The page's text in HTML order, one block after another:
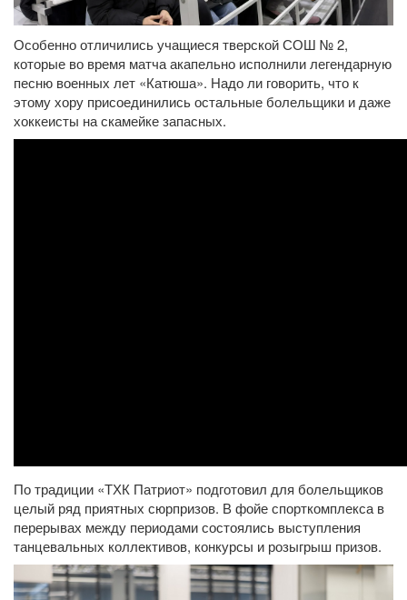
Особенно отличились учащиеся тверской СОШ № 2,
которые во время матча акапельно исполнили легендарную
песню военных лет «Катюша». Надо ли говорить, что к
этому хору присоединились остальные болельщики и даже
хоккеисты на скамейке запасных.
По традиции «ТХК Патриот» подготовил для болельщиков
целый ряд приятных сюрпризов. В фойе спорткомплекса в
перерывах между периодами состоялись выступления
танцевальных коллективов, конкурсы и розыгрыш призов.